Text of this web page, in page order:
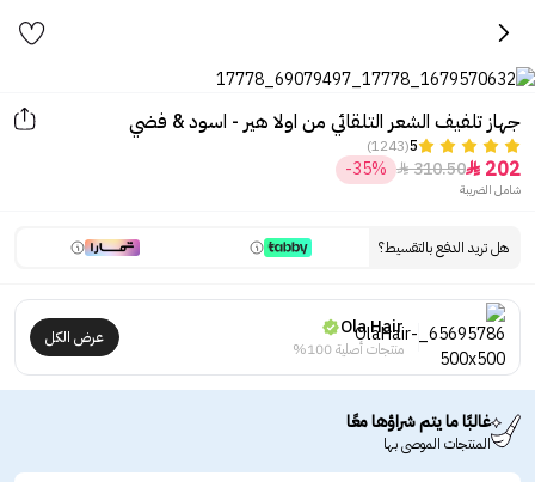
جهاز تلفيف الشعر التلقائي من اولا هير - اسود & فضي
5
(1243)
202

310.50

-35%
شامل الضريبة
هل تريد الدفع بالتقسيط؟
Ola Hair
منتجات أصلية 100%
عرض الكل
غالبًا ما يتم شراؤها معًا
المنتجات الموصى بها